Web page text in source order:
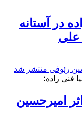
در آستانه
علی
فنی زاده؛
امیرحسین